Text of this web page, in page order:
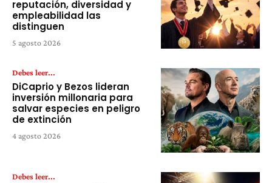
reputación, diversidad y
empleabilidad las
distinguen
5 agosto 2026
Debes leer...
DiCaprio y Bezos lideran
inversión millonaria para
salvar especies en peligro
de extinción
4 agosto 2026
Debes leer...